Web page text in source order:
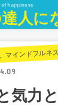
of happiness
人に
マインドフルネス
気力